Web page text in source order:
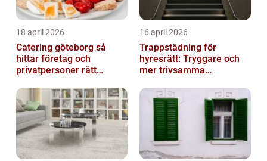
18 april 2026
Catering göteborg så
hittar företag och
privatpersoner rätt
16 april 2026
Trappstädning för
hyresrätt: Tryggare och
mer trivsamma